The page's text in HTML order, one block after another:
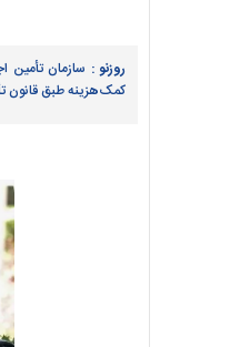
روزنو : سازمان تأمین
کمک‌هزینه طبق قانون